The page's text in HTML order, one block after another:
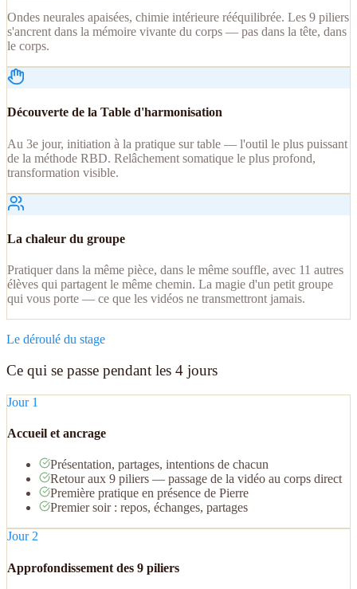
Ondes neurales apaisées, chimie intérieure rééquilibrée. Les 9 piliers
s'ancrent dans la mémoire vivante du corps — pas dans la tête, dans
le corps.
Découverte de la Table d'harmonisation
Au 3e jour, initiation à la pratique sur table — l'outil le plus puissant
de la méthode RBD. Relâchement somatique le plus profond,
transformation visible.
La chaleur du groupe
Pratiquer dans la même pièce, dans le même souffle, avec 11 autres
élèves qui partagent le même chemin. La magie d'un petit groupe
qui vous porte — ce que les vidéos ne transmettront jamais.
Le déroulé du stage
Ce qui se passe pendant les 4 jours
Jour 1
Accueil et ancrage
Présentation, partages, intentions de chacun
Retour aux 9 piliers — passage de la vidéo au corps direct
Première pratique en présence de Pierre
Premier soir : repos, échanges, partages
Jour 2
Approfondissement des 9 piliers